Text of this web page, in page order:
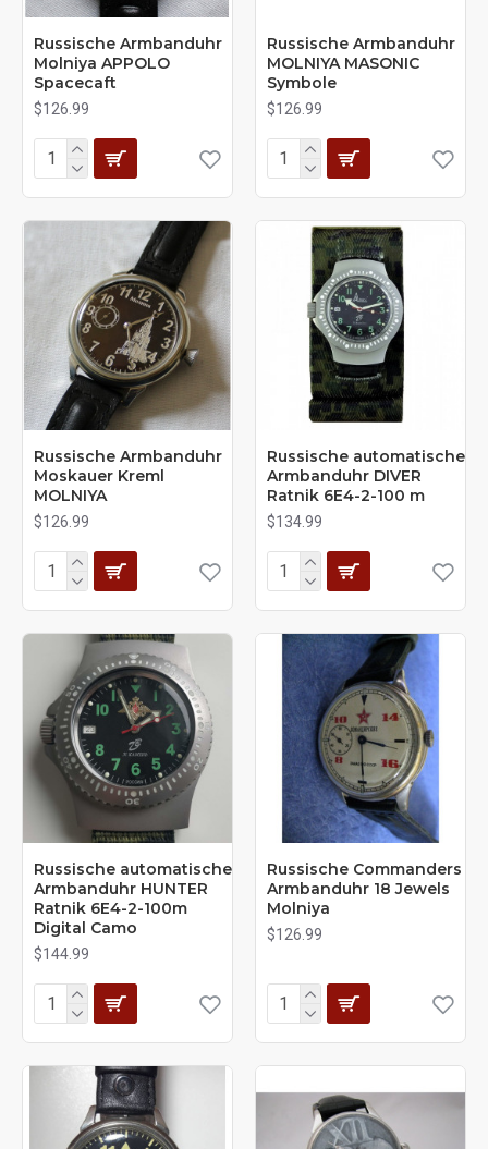
Russische Armbanduhr
Molniya APPOLO
Spacecaft
$126.99
Russische Armbanduhr
MOLNIYA MASONIC
Symbole
$126.99
Russische Armbanduhr
Moskauer Kreml
MOLNIYA
$126.99
Russische automatische
Armbanduhr DIVER
Ratnik 6E4-2-100 m
$134.99
Russische automatische
Armbanduhr HUNTER
Ratnik 6E4-2-100m
Digital Camo
$144.99
Russische Commanders
Armbanduhr 18 Jewels
Molniya
$126.99